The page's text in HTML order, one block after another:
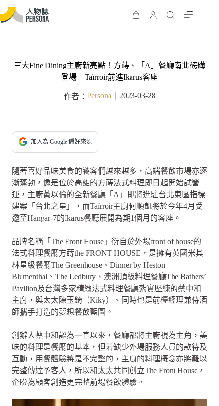
三大Fine Dining主廚新亮點！方蒔、「A」餐廳南北磅礡
登場 Taïrroir前進Ikarus客座
作者： Persona 2023-03-28
加入為 Google 偏好來源
隨著喜好品味美食的饕客們越來越多，高端餐飲市場亦逐
漸蓬勃，像是位於高雄的方蒔法式料理即日起開始試營
運，主廚黃以倫的全新餐廳「A」即將進駐台北東區指標
建案「台北之星」，而Taïrroir主廚何順凱將於今年4月受
邀至Hangar-7的Ikarus餐廳展開為期1個月的客座。
品牌名稱「The Front House」衍自於外場front of house的
法式料理餐廳方蒔the FRONT HOUSE，是擁有英國米其
林星級餐廳The Greenhouse、Dinner by Heston
Blumenthal、The Ledbury、澳洲頂級料理餐廳The Bathers’
Pavilion及台灣多家精緻法式料理餐廳紮實歷練的蔡中和
主廚，與太太陳玉錡（Kiky）、同時也是前檯經理兼侍酒
師攜手打造的夢想餐飲藍圖。
創辦人蔡中和認為一直以來，餐廳都將主廚視為主角，美
味的料理是餐廳的基本，但若缺少外場服務人員的款待及
互動，用餐體驗將是不完整的，主廚的料理概念亦將難以
完整傳達予客人，所以和太太共同創立The Front House，
企盼為顧客創造更完整前場餐飲體驗。